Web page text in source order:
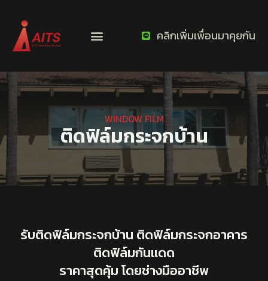
คลิกเพิ่มเพื่อนมาคุยกัน
WINDOW FILM
ติดฟิล์มกระจกบ้าน
รับติดฟิล์มกระจกบ้าน ติดฟิล์มกระจกอาคาร
ติดฟิล์มกันแดด
ราคาสุดคุ้ม โดยช่างมืออาชีพ